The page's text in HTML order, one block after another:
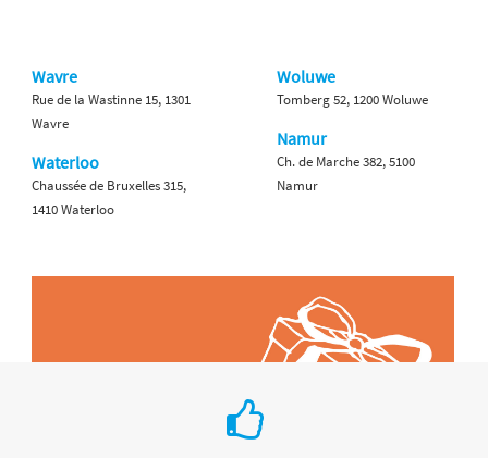
Wavre
Rue de la Wastinne 15, 1301
Wavre
Waterloo
Chaussée de Bruxelles 315,
1410 Waterloo
Woluwe
Tomberg 52, 1200 Woluwe
Namur
Ch. de Marche 382, 5100
Namur